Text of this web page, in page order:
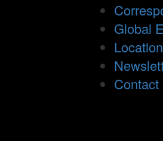
Global
Contact